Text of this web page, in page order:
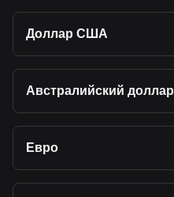
Доллар США
Австралийский доллар
Евро